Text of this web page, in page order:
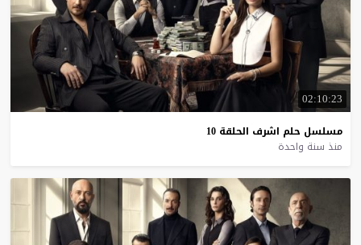
02:10:23
مسلسل حلم اشرف الحلقة 10
منذ سنة واحدة